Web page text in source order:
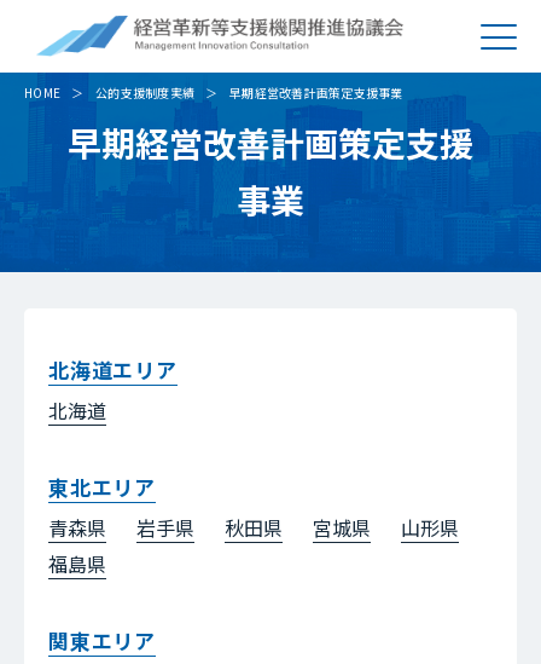
HOME 公的支援制度実績 早期経営改善計画策定支援事業
早期経営改善計画策定支援
事業
北海道エリア
北海道
東北エリア
青森県 岩手県 秋田県 宮城県
山形県
福島県
関東エリア